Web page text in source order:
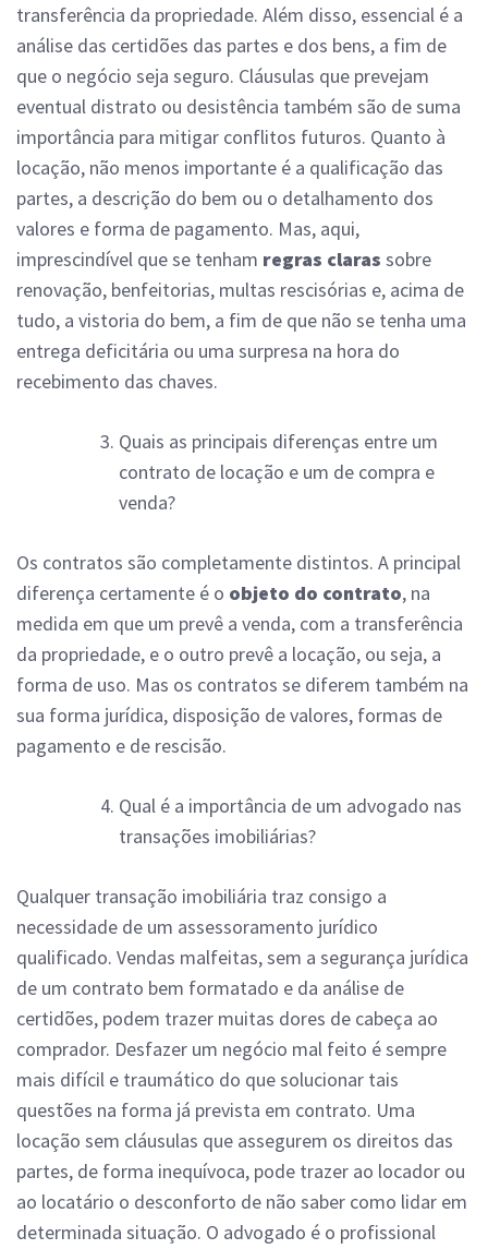
transferência da propriedade. Além disso, essencial é a
análise das certidões das partes e dos bens, a fim de
que o negócio seja seguro. Cláusulas que prevejam
eventual distrato ou desistência também são de suma
importância para mitigar conflitos futuros. Quanto à
locação, não menos importante é a qualificação das
partes, a descrição do bem ou o detalhamento dos
valores e forma de pagamento. Mas, aqui,
imprescindível que se tenham regras claras sobre
renovação, benfeitorias, multas rescisórias e, acima de
tudo, a vistoria do bem, a fim de que não se tenha uma
entrega deficitária ou uma surpresa na hora do
recebimento das chaves.
Quais as principais diferenças entre um
contrato de locação e um de compra e
venda?
Os contratos são completamente distintos. A principal
diferença certamente é o objeto do contrato, na
medida em que um prevê a venda, com a transferência
da propriedade, e o outro prevê a locação, ou seja, a
forma de uso. Mas os contratos se diferem também na
sua forma jurídica, disposição de valores, formas de
pagamento e de rescisão.
Qual é a importância de um advogado nas
transações imobiliárias?
Qualquer transação imobiliária traz consigo a
necessidade de um assessoramento jurídico
qualificado. Vendas malfeitas, sem a segurança jurídica
de um contrato bem formatado e da análise de
certidões, podem trazer muitas dores de cabeça ao
comprador. Desfazer um negócio mal feito é sempre
mais difícil e traumático do que solucionar tais
questões na forma já prevista em contrato. Uma
locação sem cláusulas que assegurem os direitos das
partes, de forma inequívoca, pode trazer ao locador ou
ao locatário o desconforto de não saber como lidar em
determinada situação. O advogado é o profissional